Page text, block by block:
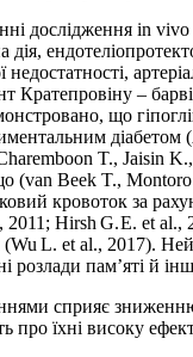
дослідження in
–
що
T.,
(van Beek T.,
кровоток за
2011; Hirsh G. E. et
L. et al., 2017).
пам’яті й
сприяє
про їхні високу